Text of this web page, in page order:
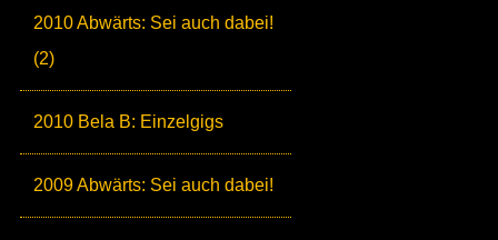
2010 Abwärts: Sei auch dabei!
(2)
2010 Bela B: Einzelgigs
2009 Abwärts: Sei auch dabei!